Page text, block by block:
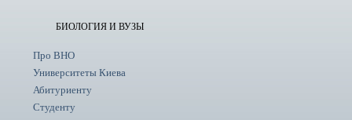
БИОЛОГИЯ И ВУЗЫ
Про ВНО
Университеты Киева
Абитуриенту
Студенту